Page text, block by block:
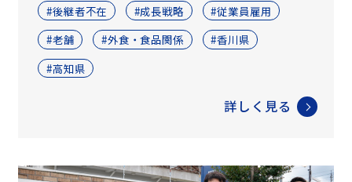
#後継者不在 #成長戦略
#従業員雇用
#老舗
#外食・食品関係
#香川県
#高知県
詳しく見る